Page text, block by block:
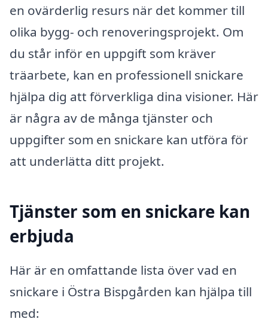
en ovärderlig resurs när det kommer till
olika bygg- och renoveringsprojekt. Om
du står inför en uppgift som kräver
träarbete, kan en professionell snickare
hjälpa dig att förverkliga dina visioner. Här
är några av de många tjänster och
uppgifter som en snickare kan utföra för
att underlätta ditt projekt.
Tjänster som en snickare kan
erbjuda
Här är en omfattande lista över vad en
snickare i Östra Bispgården kan hjälpa till
med: